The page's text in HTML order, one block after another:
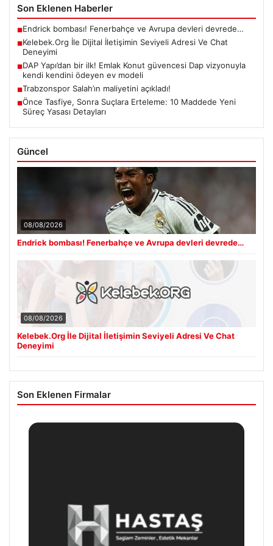
Son Eklenen Haberler
■Endrick bombası! Fenerbahçe ve Avrupa devleri devrede…
■Kelebek.Org İle Dijital İletişimin Seviyeli Adresi Ve Chat
Deneyimi
■DAP Yapı’dan bir ilk! Emlak Konut güvencesi Dap vizyonuyla
kendi kendini ödeyen ev modeli
■Trabzonspor Salah’ın maliyetini açıkladı!
■Önce Tasfiye, Sonra Suçlara Erteleme: 10 Maddede Yeni
Süreç Yasası Detayları
Güncel
08/08/2026
Endrick bombası! Fenerbahçe ve Avrupa devleri devrede…
08/08/2026
Kelebek.Org İle Dijital İletişimin Seviyeli Adresi Ve Chat
Deneyimi
Son Eklenen Firmalar